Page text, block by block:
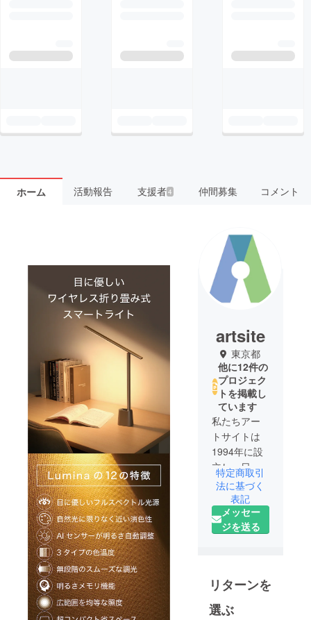
ホーム 活動報告 支援者4 仲間募集 コメント
artsite
東京都
他に12件の
プロジェク
トを掲載し
ています
私たちアー
トサイトは
1994年に設
立し、日本
と海外との
文化交流活
動のサポー
トおよび海
にお届けす
る輸入貿易
特定商取引
法に基づく
表記
メッセー
ジを送る
リターンを
選ぶ